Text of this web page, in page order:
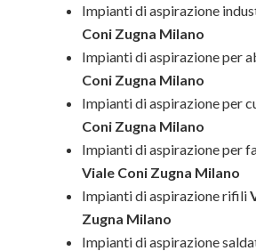
Impianti di aspirazione
Coni Zugna Milano
Impianti di aspirazione per
Coni Zugna Milano
Impianti di aspirazione per
Coni Zugna Milano
Impianti di aspirazione per
Viale Coni Zugna Milano
Impianti di aspirazione rifili
Zugna Milano
Impianti di aspirazione